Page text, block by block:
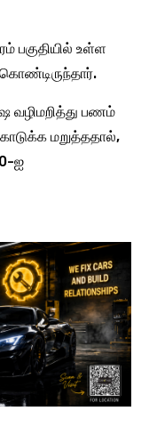
பகுதியில் உள்ள
வழிமறித்து பணம்
மறுத்ததால்,
ஐ